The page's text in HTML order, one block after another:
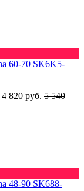
4 820 руб. 5 540